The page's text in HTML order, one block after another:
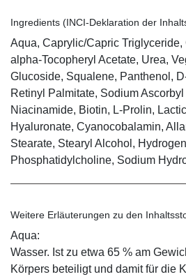
Ingredients (INCI-Deklaration der
Aqua, Caprylic/Capric
alpha-Tocopheryl Acetate, Urea,
Glucoside, Squalene, Panthenol,
Retinyl Palmitate, Sodium
Niacinamide, Biotin, L-Prolin,
Hyaluronate, Cyanocobalamin,
Stearate, Stearyl Alcohol,
Phosphatidylcholine, Sodium
Weitere Erläuterungen zu den
Aqua:
Wasser. Ist zu etwa 65 % am
Körpers beteiligt und damit für die